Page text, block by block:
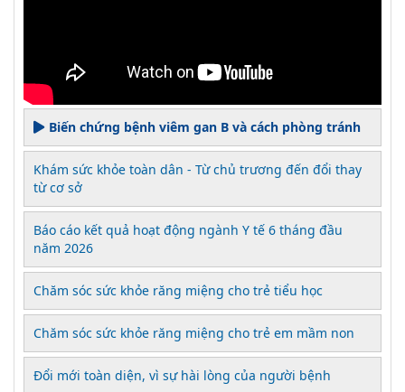
Biến chứng bệnh viêm gan B và cách phòng tránh
Khám sức khỏe toàn dân - Từ chủ trương đến đổi thay
từ cơ sở
Báo cáo kết quả hoạt động ngành Y tế 6 tháng đầu
năm 2026
Chăm sóc sức khỏe răng miệng cho trẻ tiểu học
Chăm sóc sức khỏe răng miệng cho trẻ em mầm non
Đổi mới toàn diện, vì sự hài lòng của người bệnh